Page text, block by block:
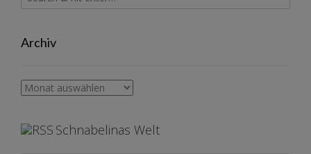
Archiv
Archiv
Schnabelinas Welt